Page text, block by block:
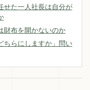
せた一人社長は自分が
財布を開かないのか
らにしますか」問い